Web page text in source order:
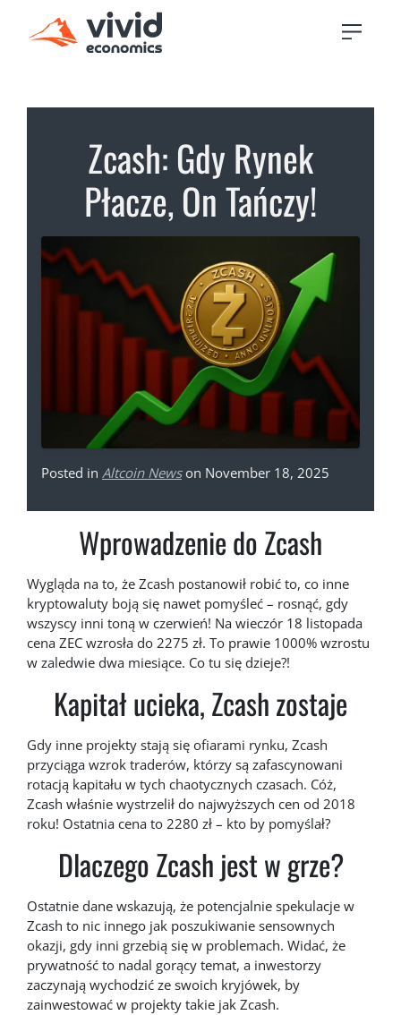
Zcash: Gdy Rynek
Płacze, On Tańczy!
Posted in Altcoin Newson November 18, 2025
Wprowadzenie do Zcash
Wygląda na to, że Zcash postanowił robić to, co inne
kryptowaluty boją się nawet pomyśleć – rosnąć, gdy
wszyscy inni toną w czerwień! Na wieczór 18 listopada
cena ZEC wzrosła do 2275 zł. To prawie 1000% wzrostu
w zaledwie dwa miesiące. Co tu się dzieje?!
Kapitał ucieka, Zcash zostaje
Gdy inne projekty stają się ofiarami rynku, Zcash
przyciąga wzrok traderów, którzy są zafascynowani
rotacją kapitału w tych chaotycznych czasach. Cóż,
Zcash właśnie wystrzelił do najwyższych cen od 2018
roku! Ostatnia cena to 2280 zł – kto by pomyślał?
Dlaczego Zcash jest w grze?
Ostatnie dane wskazują, że potencjalnie spekulacje w
Zcash to nic innego jak poszukiwanie sensownych
okazji, gdy inni grzebią się w problemach. Widać, że
prywatność to nadal gorący temat, a inwestorzy
zaczynają wychodzić ze swoich kryjówek, by
zainwestować w projekty takie jak Zcash.